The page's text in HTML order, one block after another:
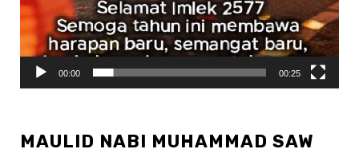
00:00 00:25
MAULID NABI MUHAMMAD SAW